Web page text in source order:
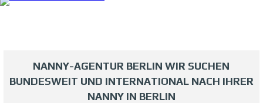
NANNY-AGENTUR BERLIN WIR SUCHEN
BUNDESWEIT UND INTERNATIONAL NACH IHRER
NANNY IN BERLIN